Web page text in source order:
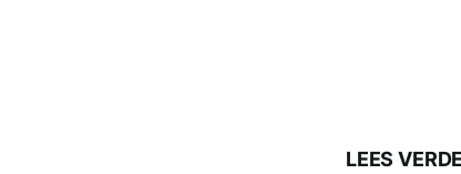
LEES